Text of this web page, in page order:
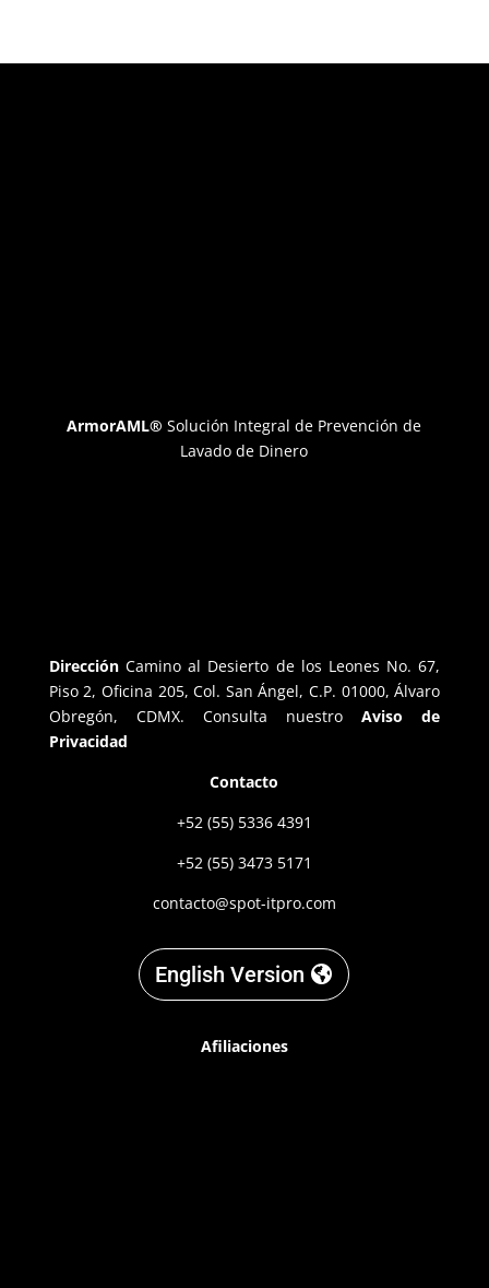
ArmorAML® Solución Integral de Prevención de
Lavado de Dinero
Dirección Camino al Desierto de los Leones No. 67,
Piso 2, Oficina 205, Col. San Ángel, C.P. 01000, Álvaro
Obregón, CDMX. Consulta nuestro
Aviso de
Privacidad
Contacto
+52 (55) 5336 4391
+52 (55) 3473 5171
contacto@spot-itpro.com
English Version
Afiliaciones